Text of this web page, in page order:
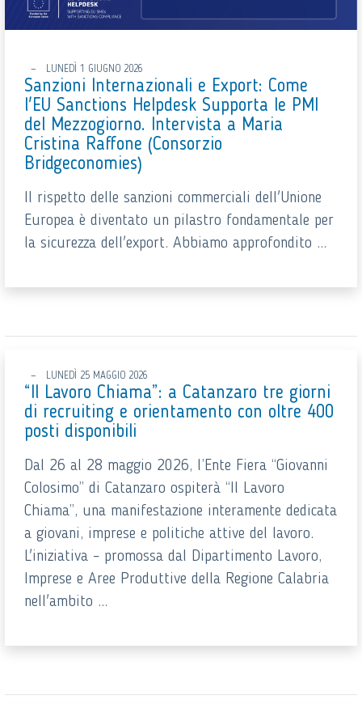
LUNEDÌ 1 GIUGNO 2026
Sanzioni Internazionali e Export: Come
l'EU Sanctions Helpdesk Supporta le PMI
del Mezzogiorno. Intervista a Maria
Cristina Raffone (Consorzio
Bridgeconomies)
Il rispetto delle sanzioni commerciali dell'Unione
Europea è diventato un pilastro fondamentale per
la sicurezza dell'export. Abbiamo approfondito ...
LUNEDÌ 25 MAGGIO 2026
“Il Lavoro Chiama”: a Catanzaro tre giorni
di recruiting e orientamento con oltre 400
posti disponibili
Dal 26 al 28 maggio 2026, l’Ente Fiera “Giovanni
Colosimo” di Catanzaro ospiterà “Il Lavoro
Chiama”, una manifestazione interamente dedicata
a giovani, imprese e politiche attive del lavoro.
L'iniziativa – promossa dal Dipartimento Lavoro,
Imprese e Aree Produttive della Regione Calabria
nell'ambito ...